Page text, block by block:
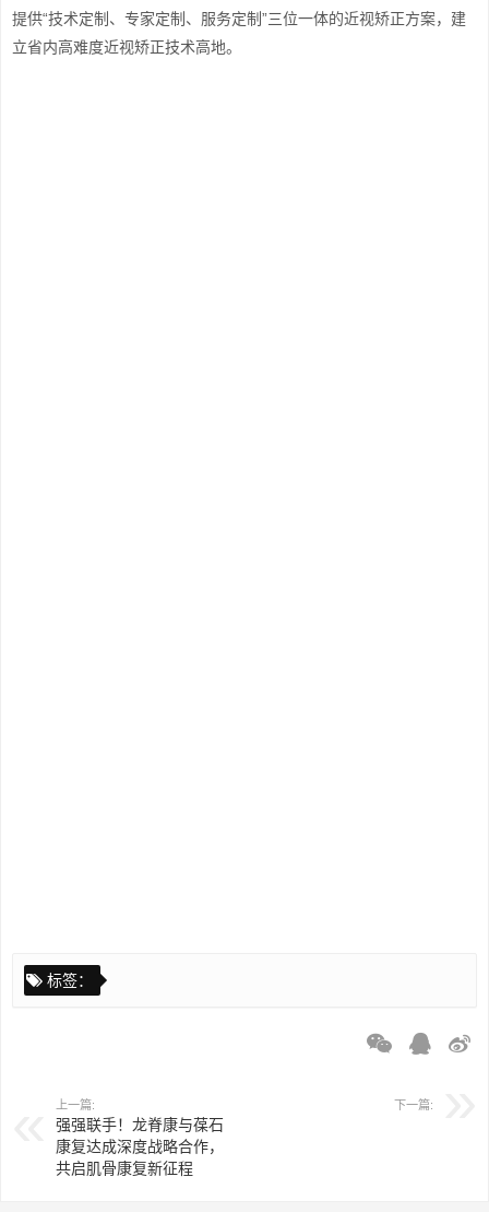
提供“技术定制、专家定制、服务定制”三位一体的近视矫正方案，建
立省内高难度近视矫正技术高地。
标签：
上一篇:
强强联手！龙脊康与葆石
康复达成深度战略合作，
共启肌骨康复新征程
下一篇: